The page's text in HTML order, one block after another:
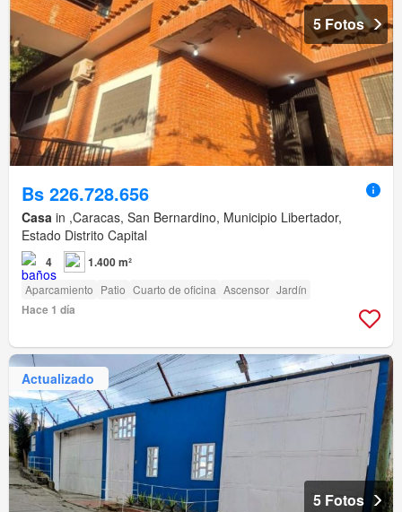
5 Fotos
Bs 226.728.656
Casa in ,Caracas, San Bernardino, Municipio Libertador,
Estado Distrito Capital
4 1.400 m²
Aparcamiento Patio Cuarto de oficina Ascensor Jardín
Hace 1 día
Actualizado
5 Fotos